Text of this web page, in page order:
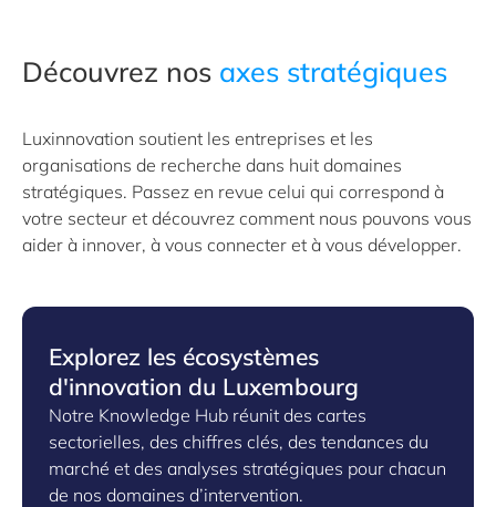
Découvrez nos axes stratégiques
Luxinnovation soutient les entreprises et les
organisations de recherche dans huit domaines
stratégiques. Passez en revue celui qui correspond à
votre secteur et découvrez comment nous pouvons vous
aider à innover, à vous connecter et à vous développer.
Explorez les écosystèmes
d'innovation du Luxembourg
Notre Knowledge Hub réunit des cartes
sectorielles, des chiffres clés, des tendances du
marché et des analyses stratégiques pour chacun
de nos domaines d’intervention.